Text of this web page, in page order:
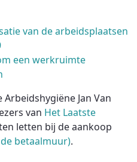
van de arbeidsplaatsen
een werkruimte
Jan Van
van Het Laatste
letten bij de aankoop
betaalmuur).